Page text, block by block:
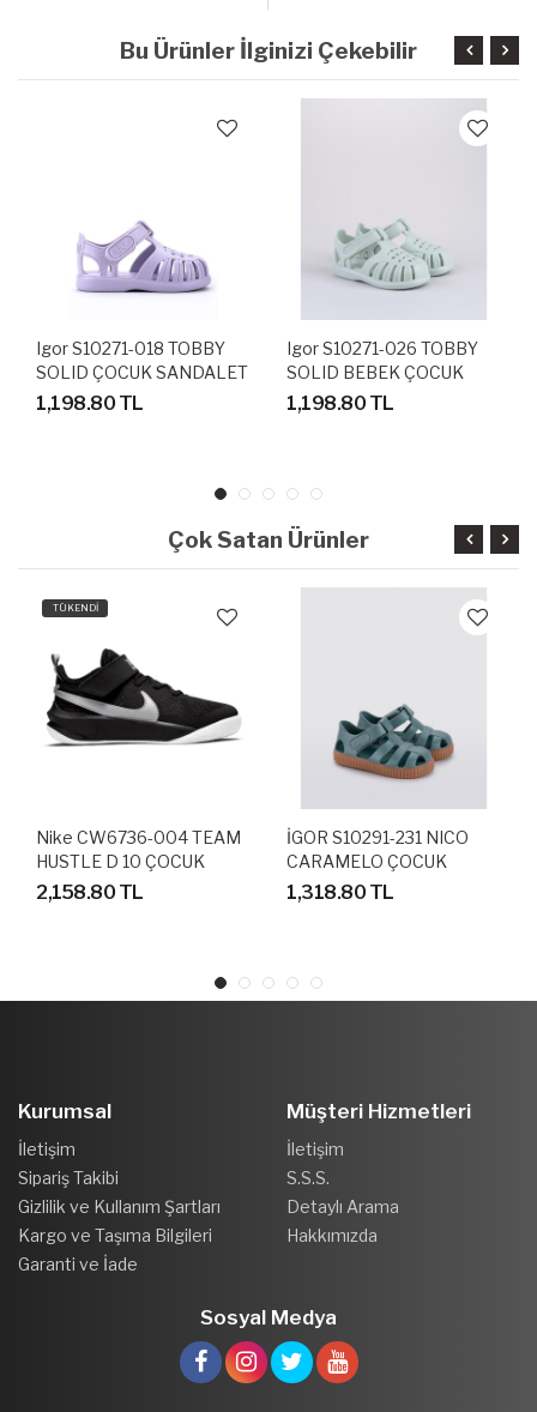
Bu Ürünler İlginizi Çekebilir
Igor S10271-018 TOBBY
SOLID ÇOCUK SANDALET
TERLİK
1,198.80 TL
Igor S10271-026 TOBBY
SOLID BEBEK ÇOCUK
SANDALET
1,198.80 TL
Çok Satan Ürünler
TÜKENDİ
Nike CW6736-004 TEAM
HUSTLE D 10 ÇOCUK
BASKETBOL AYAKKABI
2,158.80 TL
İGOR S10291-231 NICO
CARAMELO ÇOCUK
SANDALET TERLİK
1,318.80 TL
Kurumsal
İletişim
Sipariş Takibi
Gizlilik ve Kullanım Şartları
Kargo ve Taşıma Bilgileri
Garanti ve İade
Müşteri Hizmetleri
İletişim
S.S.S.
Detaylı Arama
Hakkımızda
Sosyal Medya